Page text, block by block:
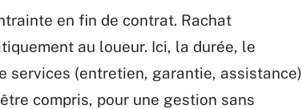
en fin de contrat. Rachat
au loueur. Ici, la durée, le
services (entretien, garantie, assistance)
compris, pour une gestion sans